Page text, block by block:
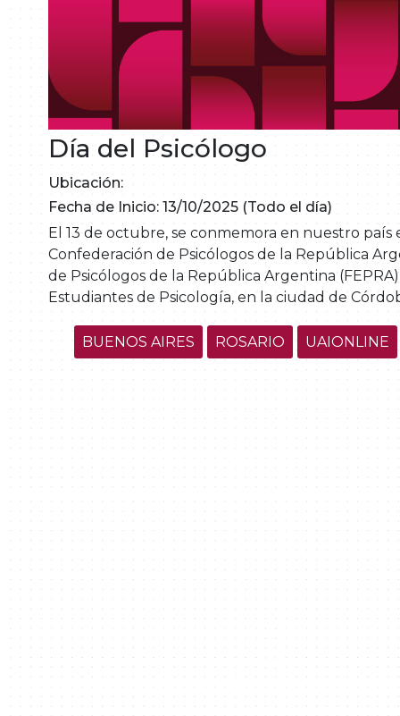
Día del Psicólogo
Ubicación:
Fecha de Inicio: 13/10/2025 (Todo el día)
El 13 de octubre, se conmemora en nuestro
Confederación de Psicólogos de la República
de Psicólogos de la República Argentina
Estudiantes de Psicología, en la ciudad de
BUENOS AIRES ROSARIO UAIONLINE